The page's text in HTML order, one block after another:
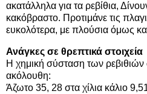
ακατάλληλα για τα ρεβίθια,
κακόβραστο. Προτιμάνε τις
ευκολότερα, με πλούσια όμως
Ανάγκες σε θρεπτικά στοιχεία
Η χημική σύσταση των ρεβιθιών
ακόλουθη:
Άζωτο 35, 28 στα χίλια κάλιο